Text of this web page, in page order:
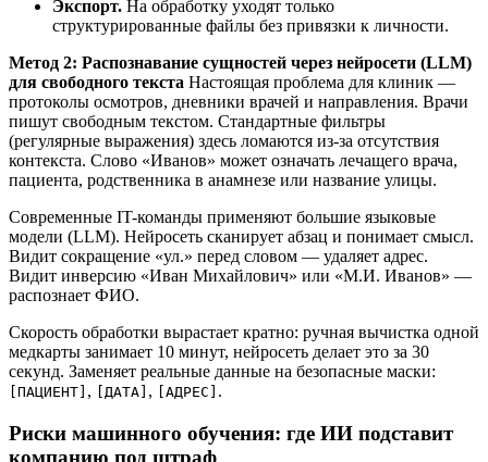
Экспорт. На обработку уходят только
структурированные файлы без привязки к личности.
Метод 2: Распознавание сущностей через нейросети (LLM)
для свободного текста Настоящая проблема для клиник —
протоколы осмотров, дневники врачей и направления. Врачи
пишут свободным текстом. Стандартные фильтры
(регулярные выражения) здесь ломаются из-за отсутствия
контекста. Слово «Иванов» может означать лечащего врача,
пациента, родственника в анамнезе или название улицы.
Современные IT-команды применяют большие языковые
модели (LLM). Нейросеть сканирует абзац и понимает смысл.
Видит сокращение «ул.» перед словом — удаляет адрес.
Видит инверсию «Иван Михайлович» или «М.И. Иванов» —
распознает ФИО.
Скорость обработки вырастает кратно: ручная вычистка одной
медкарты занимает 10 минут, нейросеть делает это за 30
секунд. Заменяет реальные данные на безопасные маски:
[ПАЦИЕНТ] , [ДАТА] , [АДРЕС] .
Риски машинного обучения: где ИИ подставит
компанию под штраф